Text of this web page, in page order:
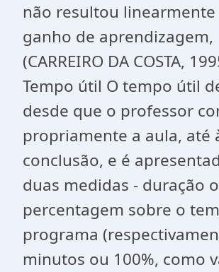
não resultou
ganho de aprendizagem,
(CARREIRO DA COSTA,
Tempo útil O tempo útil
desde que o professor
propriamente a aula, até
conclusão, e é
duas medidas - duração
percentagem sobre o
programa
minutos ou 100%, como